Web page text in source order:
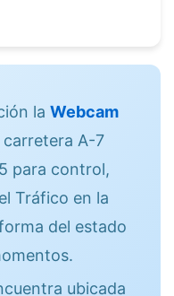
la Webcam
carretera A-7
para control,
Tráfico en la
del estado
ubicada